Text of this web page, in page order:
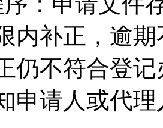
内补正，逾
仍不符合登
申请人或代理